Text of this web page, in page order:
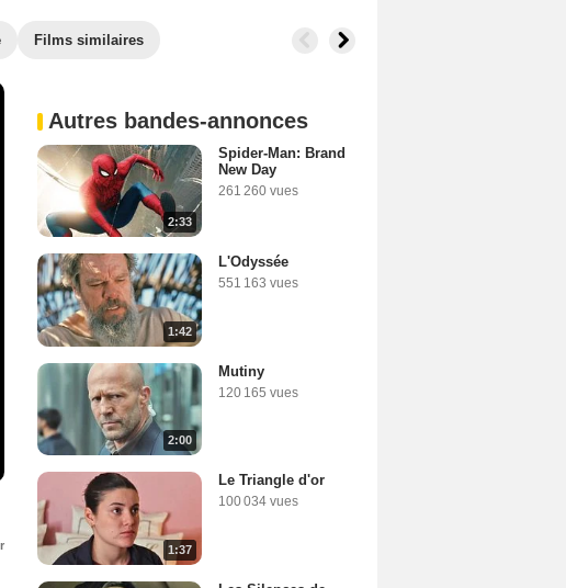
Films similaires
Autres bandes-annonces
2:33
Spider-Man: Brand
New Day
261 260 vues
1:42
L'Odyssée
551 163 vues
2:00
Mutiny
120 165 vues
1:37
Le Triangle d'or
100 034 vues